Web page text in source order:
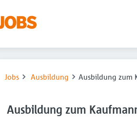
Jobs Ausbildung Ausbildung zum
Ausbildung zum